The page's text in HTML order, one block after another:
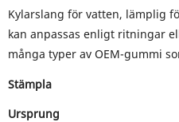
Kylarslang för vatten, lämplig
kan anpassas enligt ritningar
många typer av OEM-gummi
Stämpla
Ursprung